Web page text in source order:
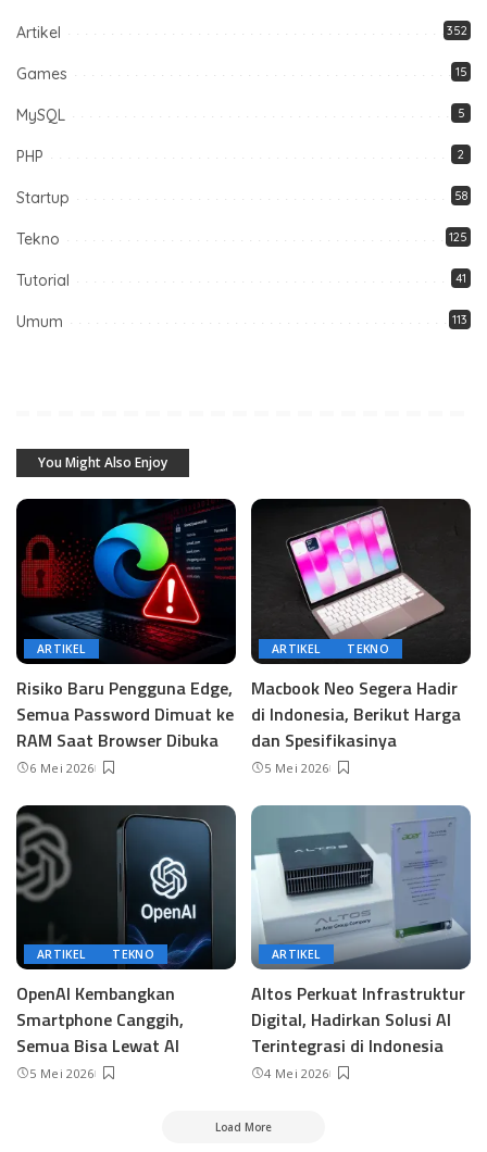
Artikel 352
Games 15
MySQL 5
PHP 2
Startup 58
Tekno 125
Tutorial 41
Umum 113
You Might Also Enjoy
ARTIKEL
Risiko Baru Pengguna Edge,
Semua Password Dimuat ke
RAM Saat Browser Dibuka
6 Mei 2026
ARTIKEL TEKNO
Macbook Neo Segera Hadir
di Indonesia, Berikut Harga
dan Spesifikasinya
5 Mei 2026
ARTIKEL TEKNO
OpenAI Kembangkan
Smartphone Canggih,
Semua Bisa Lewat AI
5 Mei 2026
ARTIKEL
Altos Perkuat Infrastruktur
Digital, Hadirkan Solusi AI
Terintegrasi di Indonesia
4 Mei 2026
Load More